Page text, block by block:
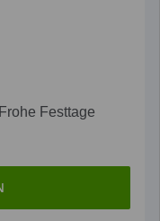
Festtage